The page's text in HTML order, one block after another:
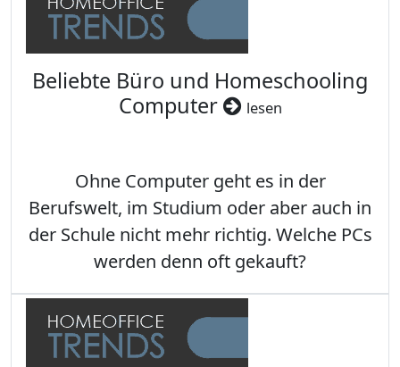
Beliebte Büro und Homeschooling
Computer
lesen
Ohne Computer geht es in der
Berufswelt, im Studium oder aber auch in
der Schule nicht mehr richtig. Welche PCs
werden denn oft gekauft?